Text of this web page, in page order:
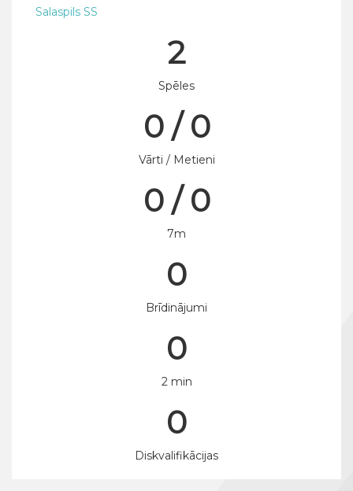
Salaspils SS
2
Spēles
0 / 0
Vārti / Metieni
0 / 0
7m
0
Brīdinājumi
0
2 min
0
Diskvalifikācijas